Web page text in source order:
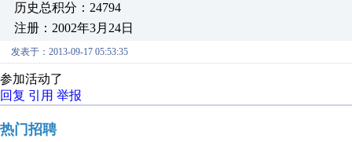
历史总积分：24794
注册：2002年3月24日
发表于：2013-09-17 05:53:35
参加活动了
回复 引用 举报
热门招聘